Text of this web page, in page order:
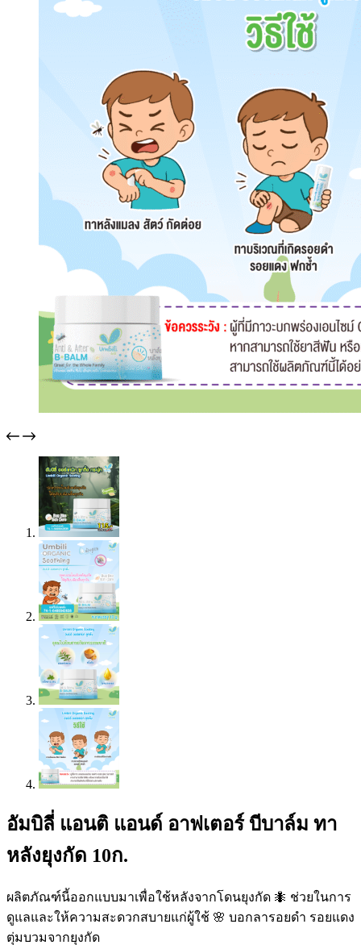
อัมบิลี่ แอนติ แอนด์ อาฟเตอร์ บีบาล์ม ทา
หลังยุงกัด 10ก.
ผลิตภัณฑ์นี้ออกแบบมาเพื่อใช้หลังจากโดนยุงกัด 🐜 ช่วยในการ
ดูแลและให้ความสะดวกสบายแก่ผู้ใช้ 🌸 บอกลารอยดำ รอยแดง
ตุ่มบวมจากยุงกัด